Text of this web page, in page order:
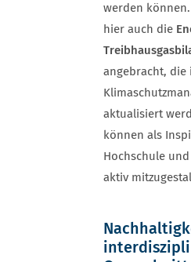
werden
hier auch die
angebracht, die
aktualisiert
können als
Hochschule
aktiv